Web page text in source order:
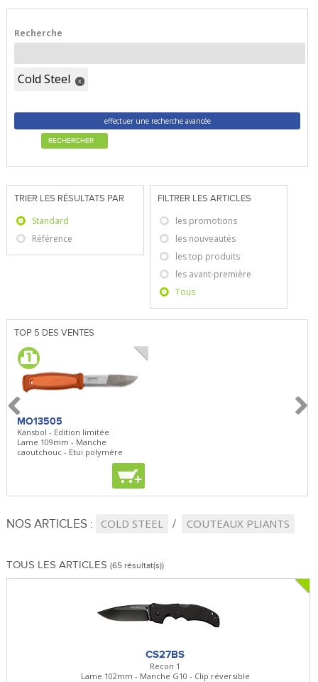
Recherche
Cold Steel x
effectuer une recherche avancée
RECHERCHER
TRIER LES RÉSULTATS PAR
Standard
Référence
FILTRER LES ARTICLES
les promotions
les nouveautés
les top produits
les avant-première
Tous
TOP 5 DES VENTES
MO13505
Kansbol - Edition limitée
Lame 109mm - Manche
caoutchouc - Etui polymère
+
NOS ARTICLES : COLD STEEL COUTEAUX PLIANTS
TOUS LES ARTICLES (65 résultat(s))
CS27BS
Recon 1
Lame 102mm - Manche G10 - Clip réversible